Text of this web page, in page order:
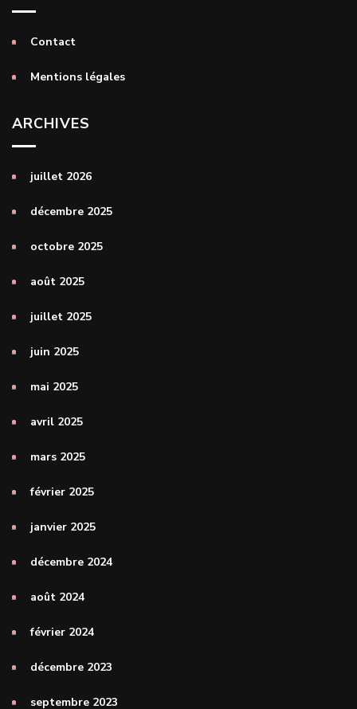
Contact
Mentions légales
ARCHIVES
juillet 2026
décembre 2025
octobre 2025
août 2025
juillet 2025
juin 2025
mai 2025
avril 2025
mars 2025
février 2025
janvier 2025
décembre 2024
août 2024
février 2024
décembre 2023
septembre 2023